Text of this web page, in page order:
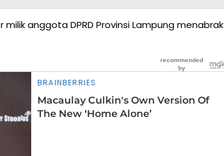
anggota DPRD Provinsi Lampung menabrak